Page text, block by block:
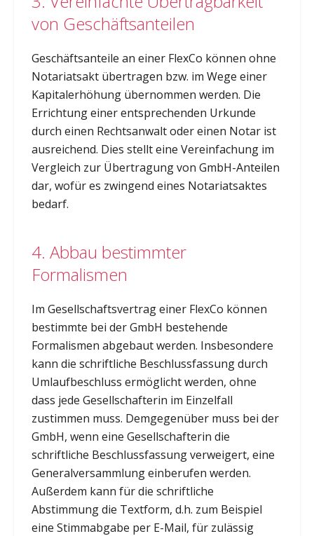
von Geschäftsanteilen
Geschäftsanteile an einer FlexCo können ohne
Notariatsakt übertragen bzw. im Wege einer
Kapitalerhöhung übernommen werden. Die
Errichtung einer entsprechenden Urkunde
durch einen Rechtsanwalt oder einen Notar ist
ausreichend. Dies stellt eine Vereinfachung im
Vergleich zur Übertragung von GmbH-Anteilen
dar, wofür es zwingend eines Notariatsaktes
bedarf.
4. Abbau bestimmter
Formalismen
Im Gesellschaftsvertrag einer FlexCo können
bestimmte bei der GmbH bestehende
Formalismen abgebaut werden. Insbesondere
kann die schriftliche Beschlussfassung durch
Umlaufbeschluss ermöglicht werden, ohne
dass jede Gesellschafterin im Einzelfall
zustimmen muss. Demgegenüber muss bei der
GmbH, wenn eine Gesellschafterin die
schriftliche Beschlussfassung verweigert, eine
Generalversammlung einberufen werden.
Außerdem kann für die schriftliche
Abstimmung die Textform, d.h. zum Beispiel
eine Stimmabgabe per E-Mail, für zulässig